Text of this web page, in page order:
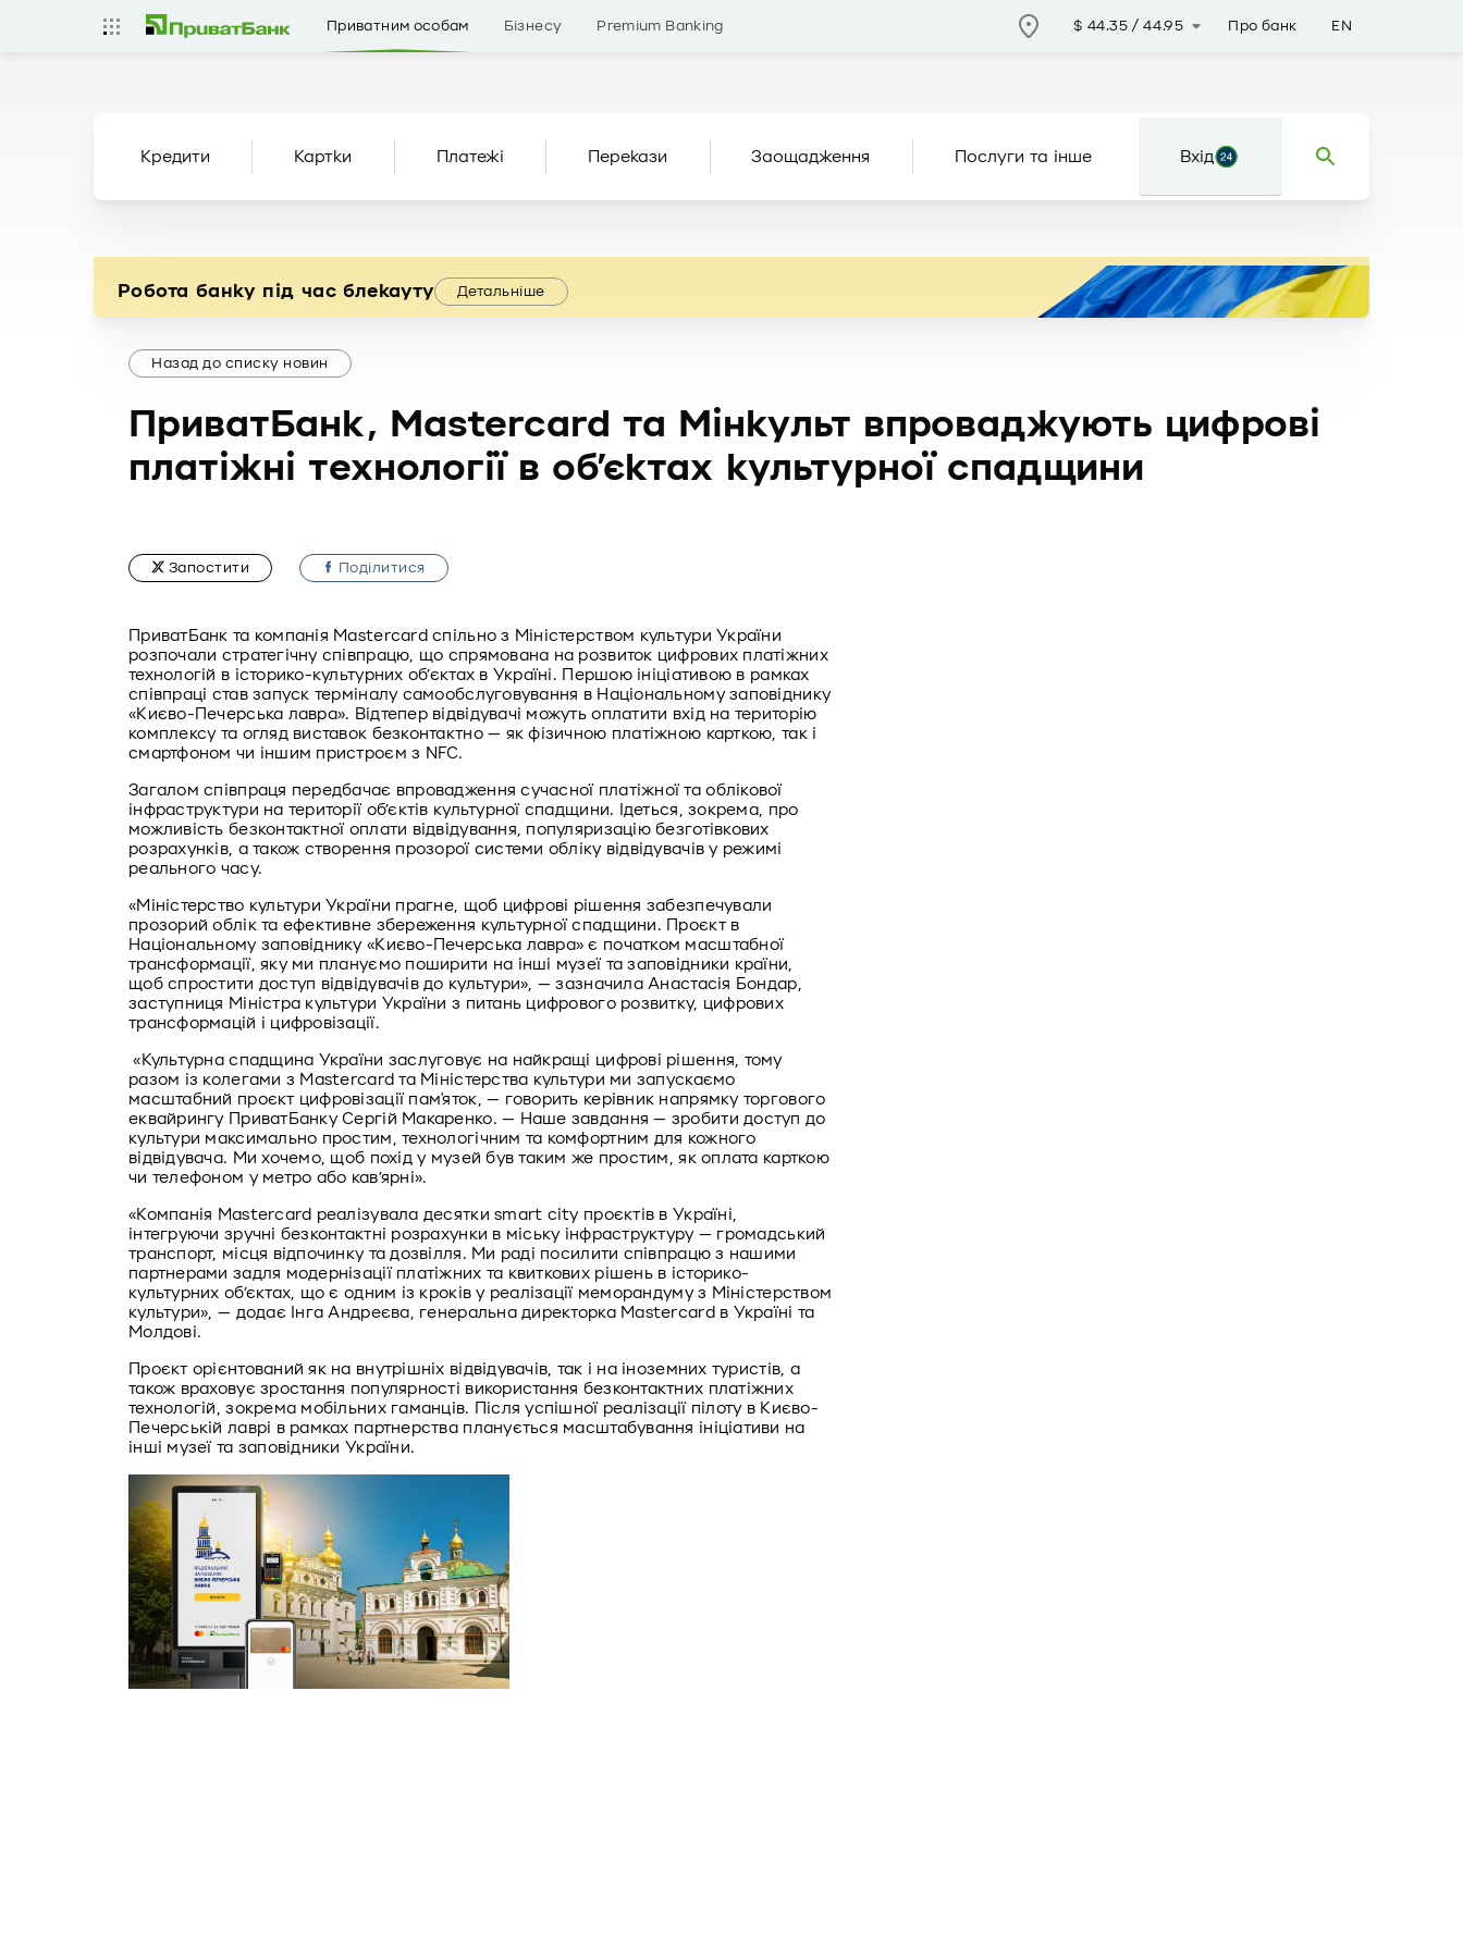
Приватним особам Бізнесу Premium Banking $ 44.35 /44.95 Про банк EN
Кредити Картки Платежі Перекази Заощадження Послуги та інше Вхід
Робота банку під час блекауту Детальніше
Назад до списку новин
ПриватБанк, Mastercard та Мінкульт впроваджують цифрові
платіжні технології в об’єктах культурної спадщини
Запостити Подiлитися
ПриватБанк та компанія Mastercard спільно з Міністерством культури України
розпочали стратегічну співпрацю, що спрямована на розвиток цифрових платіжних
технологій в історико-культурних об’єктах в Україні. Першою ініціативою в рамках
співпраці став запуск терміналу самообслуговування в Національному заповіднику
«Києво-Печерська лавра». Відтепер відвідувачі можуть оплатити вхід на територію
комплексу та огляд виставок безконтактно — як фізичною платіжною карткою, так і
смартфоном чи іншим пристроєм з NFC.
Загалом співпраця передбачає впровадження сучасної платіжної та облікової
інфраструктури на території об’єктів культурної спадщини. Ідеться, зокрема, про
можливість безконтактної оплати відвідування, популяризацію безготівкових
розрахунків, а також створення прозорої системи обліку відвідувачів у режимі
реального часу.
«Міністерство культури України прагне, щоб цифрові рішення забезпечували
прозорий облік та ефективне збереження культурної спадщини. Проєкт в
Національному заповіднику «Києво-Печерська лавра» є початком масштабної
трансформації, яку ми плануємо поширити на інші музеї та заповідники країни,
щоб спростити доступ відвідувачів до культури», — зазначила Анастасія Бондар,
заступниця Міністра культури України з питань цифрового розвитку, цифрових
трансформацій і цифровізації.
«Культурна спадщина України заслуговує на найкращі цифрові рішення, тому
разом із колегами з Mastercard та Міністерства культури ми запускаємо
масштабний проєкт цифровізації пам'яток, — говорить керівник напрямку торгового
еквайрингу ПриватБанку Сергій Макаренко. — Наше завдання — зробити доступ до
культури максимально простим, технологічним та комфортним для кожного
відвідувача. Ми хочемо, щоб похід у музей був таким же простим, як оплата карткою
чи телефоном у метро або кав’ярні».
«Компанія Mastercard реалізувала десятки smart city проєктів в Україні,
інтегруючи зручні безконтактні розрахунки в міську інфраструктуру — громадський
транспорт, місця відпочинку та дозвілля. Ми раді посилити співпрацю з нашими
партнерами задля модернізації платіжних та квиткових рішень в історико-
культурних об’єктах, що є одним із кроків у реалізації меморандуму з Міністерством
культури», — додає Інга Андреєва, генеральна директорка Mastercard в Україні та
Молдові.
Проєкт орієнтований як на внутрішніх відвідувачів, так і на іноземних туристів, а
також враховує зростання популярності використання безконтактних платіжних
технологій, зокрема мобільних гаманців. Після успішної реалізації пілоту в Києво-
Печерській лаврі в рамках партнерства планується масштабування ініціативи на
інші музеї та заповідники України.